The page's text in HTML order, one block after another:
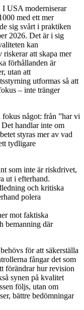
I USA moderniserar
med ett mer
sig svårt i praktiken
2026. Det är i sig
kan
att skapa mer
förhållanden är
utan att
utformas så att
– inte tränger
något: från ”har vi
handlar inte om
styras mer av vad
tydligare
som inte är riskdrivet,
ut i efterhand.
och kritiska
polera
mot faktiska
bemanning där
för att säkerställa
fångar det som
förändrar hur revision
synen på kvalitet
följs, utan om
bättre bedömningar